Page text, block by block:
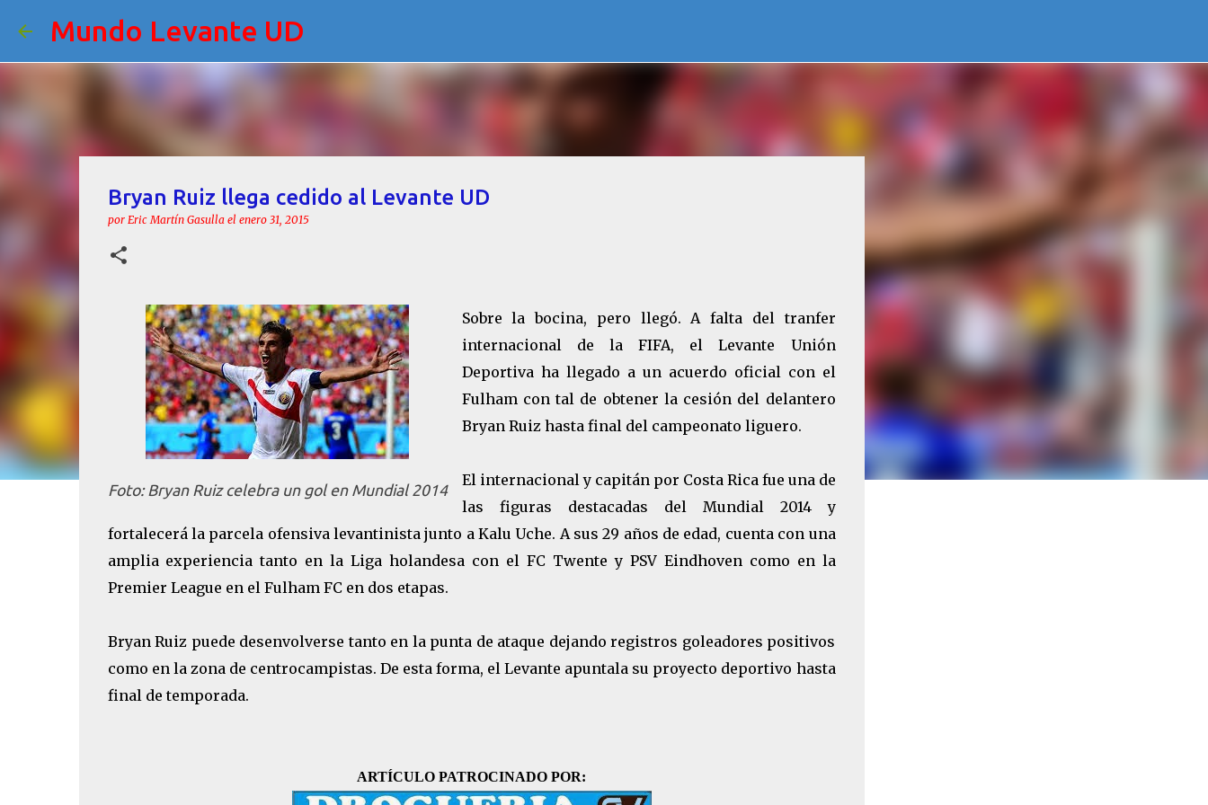
Mundo Levante UD
Bryan Ruiz llega cedido al Levante UD
por Eric Martín Gasulla el enero 31, 2015
Foto: Bryan Ruiz celebra un gol en Mundial 2014
Sobre la bocina, pero llegó. A falta del tranfer
internacional de la FIFA, el Levante Unión
Deportiva ha llegado a un acuerdo oficial con el
Fulham con tal de obtener la cesión del delantero
Bryan Ruiz hasta final del campeonato liguero.
El internacional y capitán por Costa Rica fue una de
las figuras destacadas del Mundial 2014 y
fortalecerá la parcela ofensiva levantinista junto a Kalu Uche. A sus 29 años de edad, cuenta con una
amplia experiencia tanto en la Liga holandesa con el FC Twente y PSV Eindhoven como en la
Premier League en el Fulham FC en dos etapas.
Bryan Ruiz puede desenvolverse tanto en la punta de ataque dejando registros goleadores positivos
como en la zona de centrocampistas. De esta forma, el Levante apuntala su proyecto deportivo hasta
final de temporada.
ARTÍCULO PATROCINADO POR: